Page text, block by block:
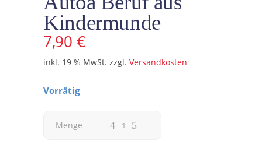
Kindermunde
7,90 €
inkl. 19 % MwSt. zzgl. Versandkosten
Vorrätig
Autor
Menge